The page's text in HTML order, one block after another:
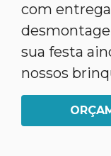
com
sua festa
nossos